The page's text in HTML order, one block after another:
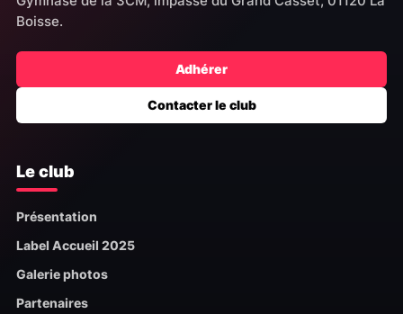
Boisse.
Adhérer
Contacter le club
Le club
Présentation
Label Accueil 2025
Galerie photos
Partenaires